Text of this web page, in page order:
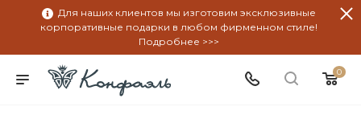
Для наших клиентов мы изготовим эксклюзивные
корпоративные подарки в любом фирменном стиле!
Подробнее >>>
0